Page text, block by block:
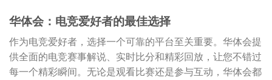
华体会：电竞爱好者的最佳选择
作为电竞爱好者，选择一个可靠的平台至关重要。华体会提
供全面的电竞赛事解说、实时比分和精彩回放，让您不错过
每一个精彩瞬间。无论是观看比赛还是参与互动，华体会都